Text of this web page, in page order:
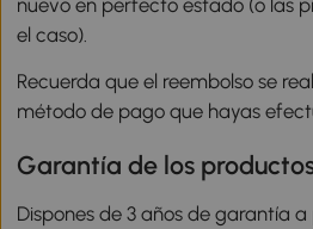
nuevo en perfecto estado (o las
el caso).
Recuerda que el reembolso se
método de pago que hayas
Garantía de los
Dispones de 3 años de garantía